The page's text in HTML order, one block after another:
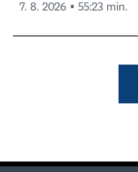
7. 8. 2026 ▪ 55:23 min.